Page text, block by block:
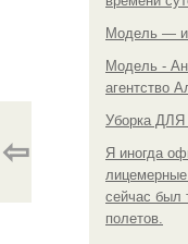
Модель —
Модель -
агентство
Уборка ДЛЯ
Я иногда
лицемерные
сейчас был
полетов.
⇦